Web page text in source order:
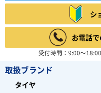
シ
お電話
受付時間：9:00～
取扱ブランド
タイヤ